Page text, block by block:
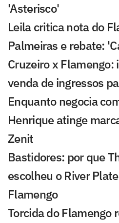
'Asterisco'
Leila critica nota do
Palmeiras e rebate:
Cruzeiro x
venda de ingressos
Enquanto negocia
Henrique atinge
Zenit
Bastidores: por que
escolheu o River
Flamengo
Torcida do Flamengo